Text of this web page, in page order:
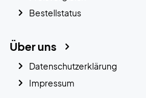
Bestellstatus
Über uns
Datenschutzerklärung
Impressum